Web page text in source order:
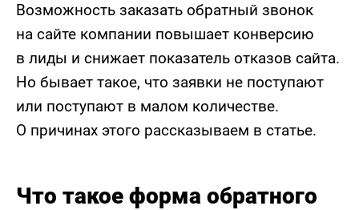
Возможность заказать обратный звонок
на сайте компании повышает конверсию
в лиды и снижает показатель отказов сайта.
Но бывает такое, что заявки не поступают
или поступают в малом количестве.
О причинах этого рассказываем в статье.
Что такое форма обратного